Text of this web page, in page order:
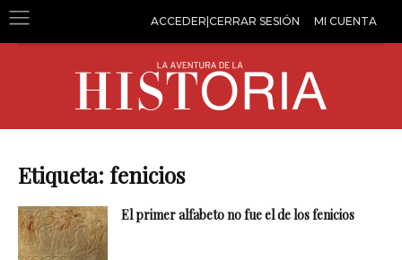
ACCEDER|CERRAR SESIÓN MI CUENTA
Etiqueta: fenicios
El primer alfabeto no fue el de los fenicios